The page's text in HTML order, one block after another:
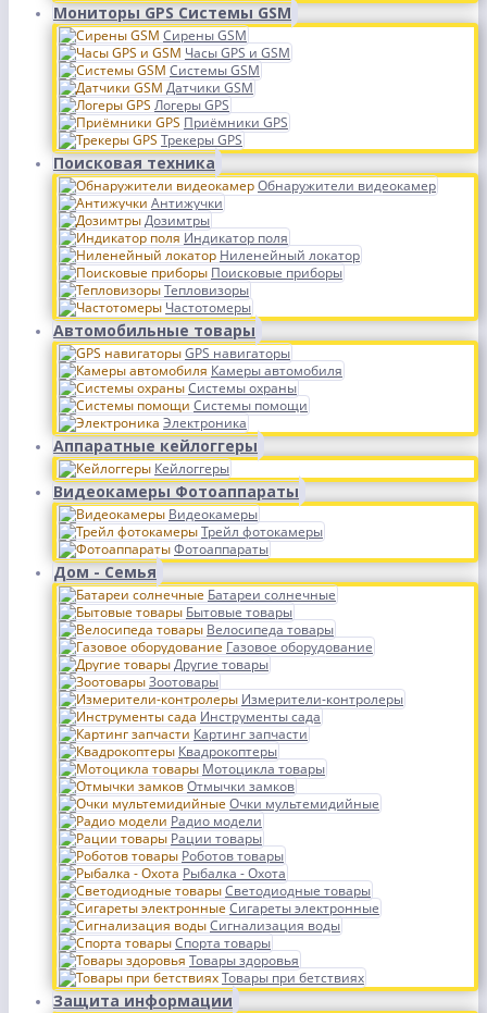
Мониторы GPS Системы GSM
Сирены GSM
Часы GPS и GSM
Системы GSM
Датчики GSM
Логеры GPS
Приёмники GPS
Трекеры GPS
Поисковая техника
Обнаружители видеокамер
Антижучки
Дозимтры
Индикатор поля
Ниленейный локатор
Поисковые приборы
Тепловизоры
Частотомеры
Автомобильные товары
GPS навигаторы
Камеры автомобиля
Системы охраны
Системы помощи
Электроника
Аппаратные кейлоггеры
Кейлоггеры
Видеокамеры Фотоаппараты
Видеокамеры
Трейл фотокамеры
Фотоаппараты
Дом - Семья
Батареи солнечные
Бытовые товары
Велосипеда товары
Газовое оборудование
Другие товары
Зоотовары
Измерители-контролеры
Инструменты сада
Картинг запчасти
Квадрокоптеры
Мотоцикла товары
Отмычки замков
Очки мультемидийные
Радио модели
Рации товары
Роботов товары
Рыбалка - Охота
Светодиодные товары
Сигареты электронные
Сигнализация воды
Спорта товары
Товары здоровья
Товары при бетствиях
Защита информации